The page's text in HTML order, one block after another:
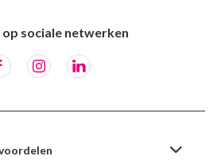
op sociale netwerken